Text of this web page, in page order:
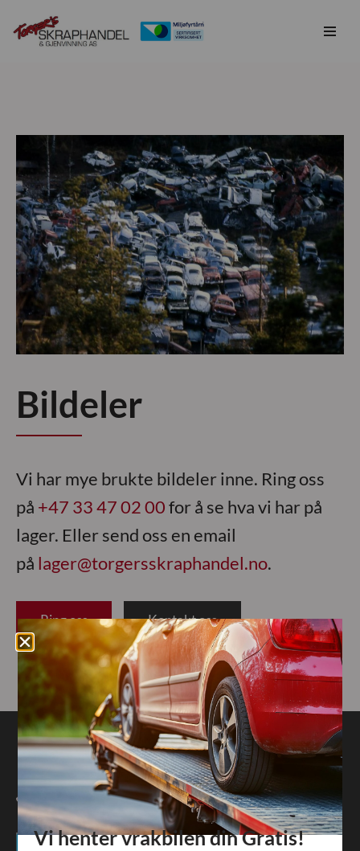
Hopp
Bildeler
Vi har mye brukte bildeler inne. Ring oss
på +47 33 47 02 00for å se hva vi har på
lager. Eller send oss en email
på lager@torgersskraphandel.no.
Ring oss Kontakt oss
Vi henter vrakbilen din Gratis!